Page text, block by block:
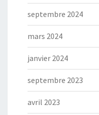
septembre 2024
mars 2024
janvier 2024
septembre 2023
avril 2023